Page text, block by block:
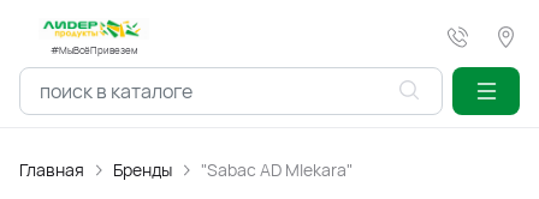
#МыВсёПривезем
Главная Бренды "Sabac AD Mlekara"